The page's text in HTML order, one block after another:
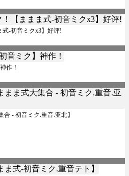
-初音ミクx3】好评!
作！
- 初音ミク.重音.亚北】